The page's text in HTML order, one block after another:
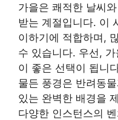
가을은 쾌적한 날씨
받는 계절입니다. 이
이하기에 적합하며,
수 있습니다. 우선,
이 좋은 선택이 됩니
물든 풍경은 반려동
있는 완벽한 배경을
다양한 인스턴스의